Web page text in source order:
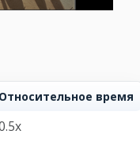
Относительное время